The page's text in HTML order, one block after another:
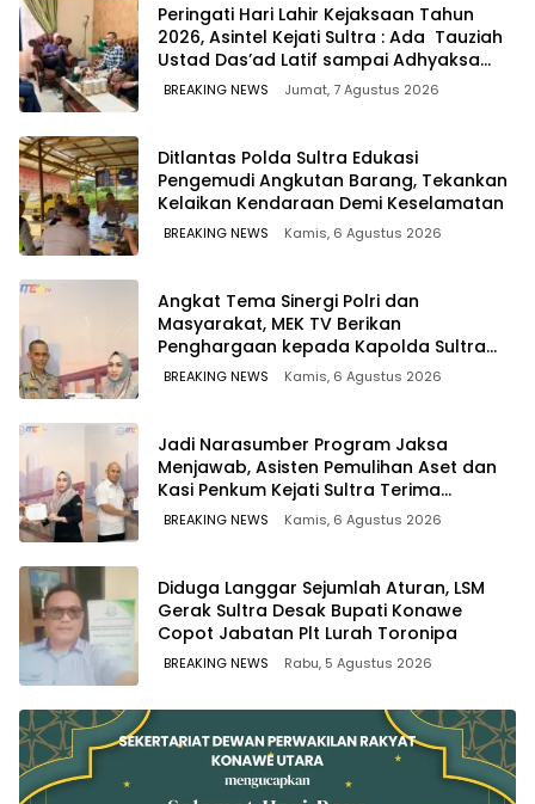
Peringati Hari Lahir Kejaksaan Tahun
2026, Asintel Kejati Sultra : Ada Tauziah
Ustad Das’ad Latif sampai Adhyaksa
Run
BREAKING NEWS Jumat, 7 Agustus 2026
Ditlantas Polda Sultra Edukasi
Pengemudi Angkutan Barang, Tekankan
Kelaikan Kendaraan Demi Keselamatan
BREAKING NEWS Kamis, 6 Agustus 2026
Angkat Tema Sinergi Polri dan
Masyarakat, MEK TV Berikan
Penghargaan kepada Kapolda Sultra
melalui Kabid Humas
BREAKING NEWS Kamis, 6 Agustus 2026
Jadi Narasumber Program Jaksa
Menjawab, Asisten Pemulihan Aset dan
Kasi Penkum Kejati Sultra Terima
Penghargaan dari Komisaris MEK TV
BREAKING NEWS Kamis, 6 Agustus 2026
Diduga Langgar Sejumlah Aturan, LSM
Gerak Sultra Desak Bupati Konawe
Copot Jabatan Plt Lurah Toronipa
BREAKING NEWS Rabu, 5 Agustus 2026